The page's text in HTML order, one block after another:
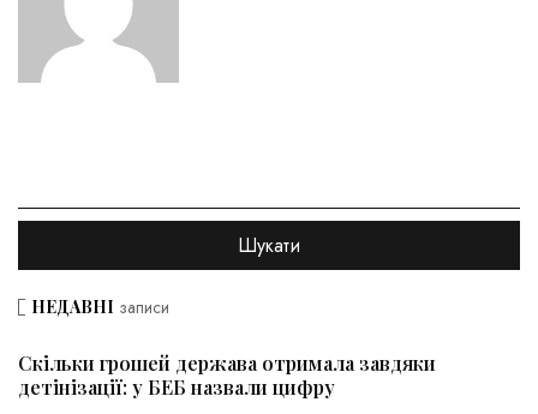
НЕДАВНІ записи
Скільки грошей держава отримала завдяки
детінізації: у БЕБ назвали цифру